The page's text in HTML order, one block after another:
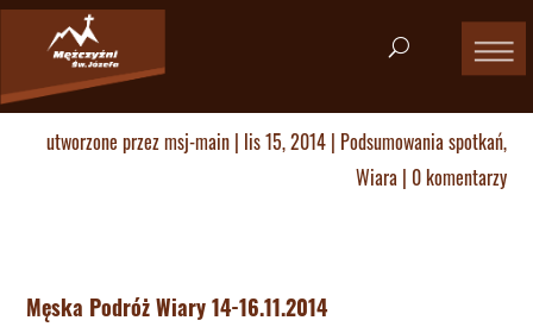
utworzone przezmsj-main| lis 15, 2014| Podsumowania spotkań,
Wiara| 0 komentarzy
Męska Podróż Wiary 14-16.11.2014